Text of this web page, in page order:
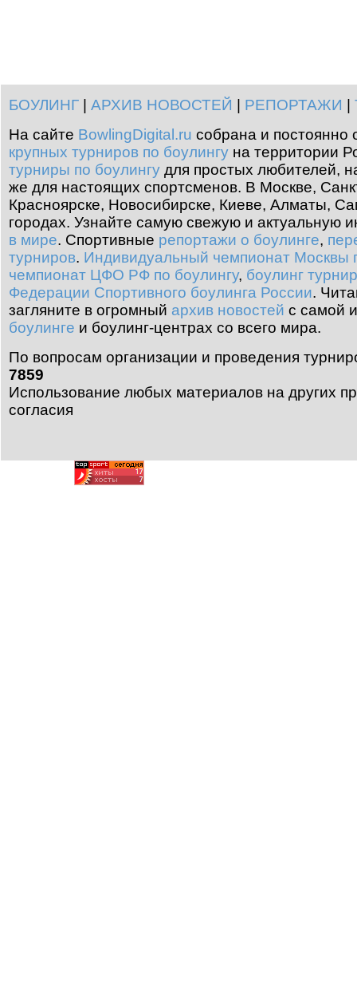
БОУЛИНГ АРХИВ НОВОСТЕЙ РЕПОРТАЖИ
На сайте BowlingDigital.ru собрана и постоянно
крупных турниров по боулингу на территории
турниры по боулингу для простых любителей,
же для настоящих спортсменов. В Москве,
Красноярске, Новосибирске, Киеве, Алматы,
городах. Узнайте самую свежую и
в мире. Спортивные репортажи о боулинге,
турниров. Индивидуальный чемпионат Москвы
чемпионат ЦФО РФ по боулингу, боулинг
Федерации Спортивного боулинга России.
загляните в огромный архив новостей с самой
боулинге и боулинг-центрах со всего мира.
По вопросам организации и проведения
7859
Использование любых материалов на других
согласия